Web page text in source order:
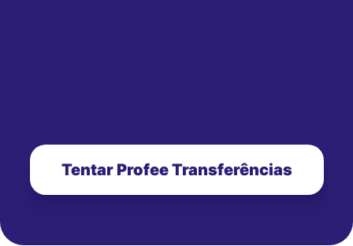
Tentar Profee Transferências